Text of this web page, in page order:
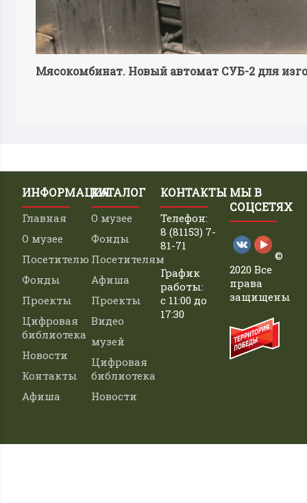
Мясокомбинат. Новый автомат СУБ-2 для
ИНФОРМАЦИЯ
Главная
О музее
Посетителю
Фонды
Проекты
Цифровая
библиотека
Новости
Контакты
Афиша
КАТАЛОГ
О музее
Фонды
Посетителям
Афиша
Проекты
Видео
музей
Цифровая
библиотека
Новости
КОНТАКТЫ
Телефон:
8 (81153) 7-
81-71
График
работы:
с 11:00 до
17:30
МЫ В
СОЦСЕТЯХ
©
2020 Все
права
защищены